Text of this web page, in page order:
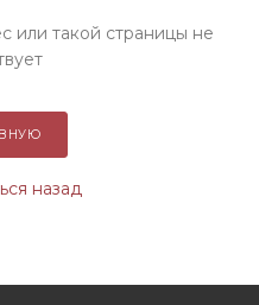
или такой страницы не
назад